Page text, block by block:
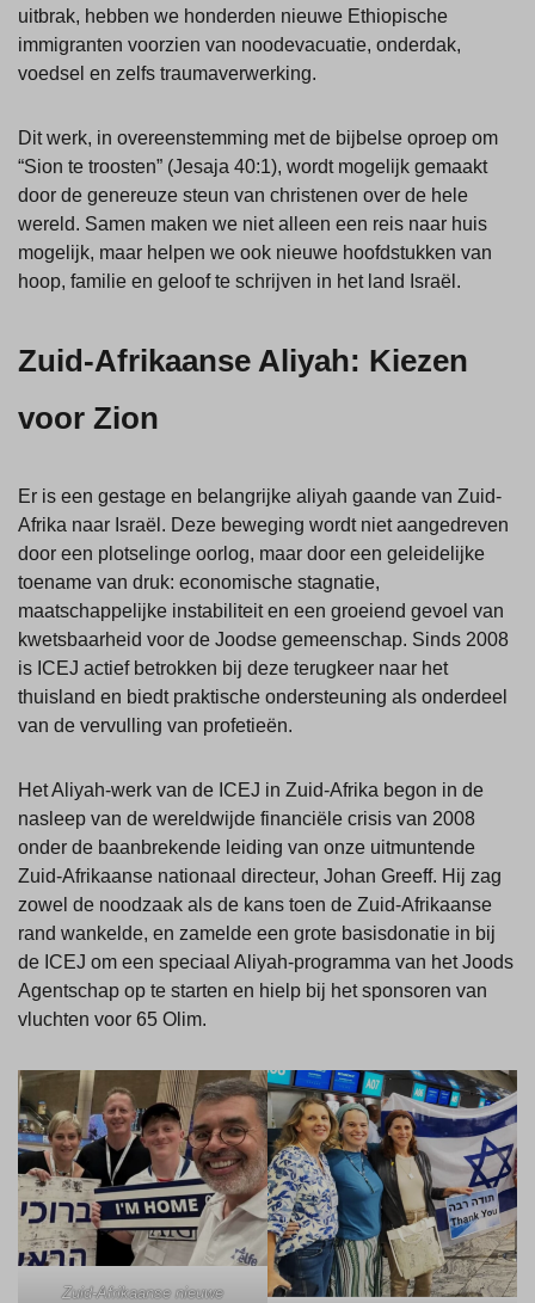
uitbrak, hebben we honderden nieuwe Ethiopische
immigranten voorzien van noodevacuatie, onderdak,
voedsel en zelfs traumaverwerking.
Dit werk, in overeenstemming met de bijbelse oproep om
“Sion te troosten” (Jesaja 40:1), wordt mogelijk gemaakt
door de genereuze steun van christenen over de hele
wereld. Samen maken we niet alleen een reis naar huis
mogelijk, maar helpen we ook nieuwe hoofdstukken van
hoop, familie en geloof te schrijven in het land Israël.
Zuid-Afrikaanse Aliyah: Kiezen
voor Zion
Er is een gestage en belangrijke aliyah gaande van Zuid-
Afrika naar Israël. Deze beweging wordt niet aangedreven
door een plotselinge oorlog, maar door een geleidelijke
toename van druk: economische stagnatie,
maatschappelijke instabiliteit en een groeiend gevoel van
kwetsbaarheid voor de Joodse gemeenschap. Sinds 2008
is ICEJ actief betrokken bij deze terugkeer naar het
thuisland en biedt praktische ondersteuning als onderdeel
van de vervulling van profetieën.
Het Aliyah-werk van de ICEJ in Zuid-Afrika begon in de
nasleep van de wereldwijde financiële crisis van 2008
onder de baanbrekende leiding van onze uitmuntende
Zuid-Afrikaanse nationaal directeur, Johan Greeff. Hij zag
zowel de noodzaak als de kans toen de Zuid-Afrikaanse
rand wankelde, en zamelde een grote basisdonatie in bij
de ICEJ om een speciaal Aliyah-programma van het Joods
Agentschap op te starten en hielp bij het sponsoren van
vluchten voor 65 Olim.
Zuid-Afrikaanse nieuwe